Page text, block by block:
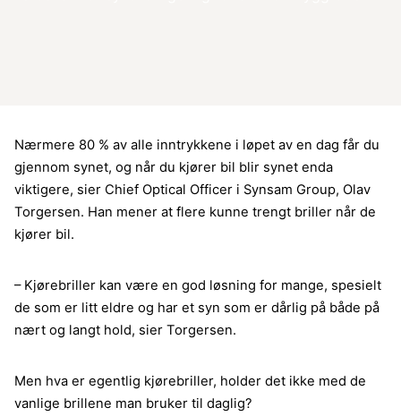
Nærmere 80 % av alle inntrykkene i løpet av en dag får du
gjennom synet, og når du kjører bil blir synet enda
viktigere, sier Chief Optical Officer i Synsam Group, Olav
Torgersen. Han mener at flere kunne trengt briller når de
kjører bil.
– Kjørebriller kan være en god løsning for mange, spesielt
de som er litt eldre og har et syn som er dårlig på både på
nært og langt hold, sier Torgersen.
Men hva er egentlig kjørebriller, holder det ikke med de
vanlige brillene man bruker til daglig?